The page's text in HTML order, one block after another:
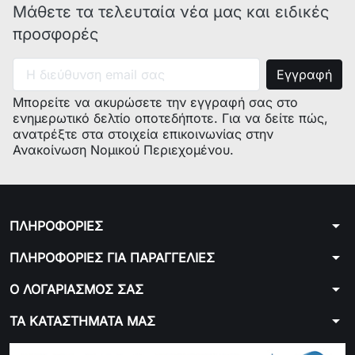
BAUKNECHT
BAUKNECHT KSN 7050/A WH 855059516001
BAUKNECHT KSN 7050/A WH 855059516002
BAUKNECHT KSN 7050/A WH 855059516003
BAUKNECHT 855059916001
BAUKNECHT KSN 7070/A 855059916002
BAUKNECHT KSN 7070/A 855059916003
BAUKNECHT KGN 7050 855080701002
Μάθετε τα τελευταία νέα μας και ειδικές
προσφορές
Μπορείτε να ακυρώσετε την εγγραφή σας στο
ενημερωτικό δελτίο οποτεδήποτε. Για να δείτε πώς,
ανατρέξτε στα στοιχεία επικοινωνίας στην
Ανακοίνωση Νομικού Περιεχομένου.
ΠΛΗΡΟΦΟΡΙΕΣ arrow_drop_down
ΠΛΗΡΟΦΟΡΙΕΣ ΓΙΑ ΠΑΡΑΓΓΕΛΙΕΣ arrow_drop_down
Ο ΛΟΓΑΡΙΑΣΜΟΣ ΣΑΣ arrow_drop_down
ΤΑ ΚΑΤΑΣΤΗΜΑΤΑ ΜΑΣ arrow_drop_down